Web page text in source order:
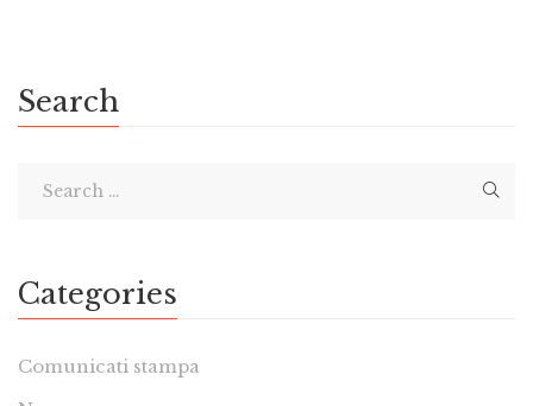
Search
Categories
Comunicati stampa